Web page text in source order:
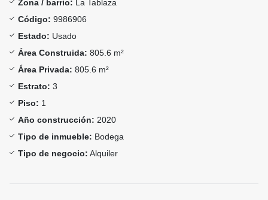
Zona / barrio: La Tablaza
Código: 9986906
Estado: Usado
Área Construida: 805.6 m²
Área Privada: 805.6 m²
Estrato: 3
Piso: 1
Año construcción: 2020
Tipo de inmueble: Bodega
Tipo de negocio: Alquiler